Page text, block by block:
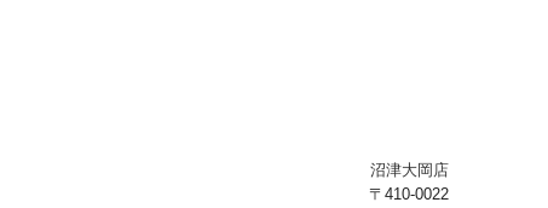
沼津大岡店
〒410-0022